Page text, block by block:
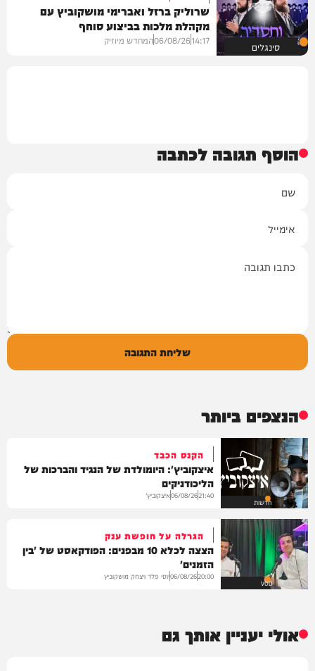
סינגלים
שרוליק ברזל ואברימי מושקוביץ עם
מקהלת מלכות בביצוע סוחף
14:17
06/08/26המחדש מיוזיק
הוסף תגובה לכתבה
שליחת התגובה
הנצפים ביותר
חדשות
הקנס הכבד
איצקוביץ': היומולדת של הנגיד והברכות של
הליכודניקים
21:40
06/08/26איצקוביץ'
VOD
הגרלה על חופשת ענק
הצצה לכלא 10 מבפנים: הפודקאסט של 'בין
הזמנים'
20:00
06/08/26יוסי פלד ויצחק מושקוביץ
אולי יעניין אותך גם